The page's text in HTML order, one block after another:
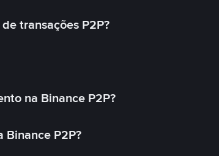
transações P2P?
na Binance P2P?
P2P?